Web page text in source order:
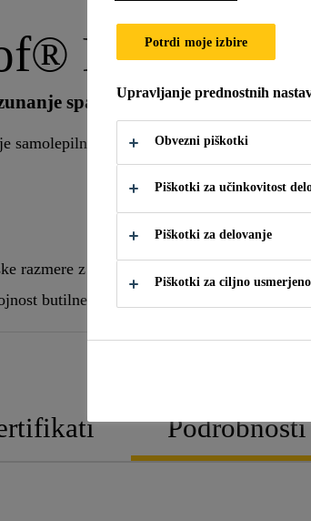
Patch-200 B
spajanje hidroizolacijskega
samolepilni trak sestavljen iz SikaProof®
razmere z začasno UV-stabilnostjo.
butilnega lepila.
Potrdi moje izbire
Upravljanje prednostnih
Obvezni piškotki
Piškotki za učinkovitost
Piškotki za delovanje
Piškotki za ciljno